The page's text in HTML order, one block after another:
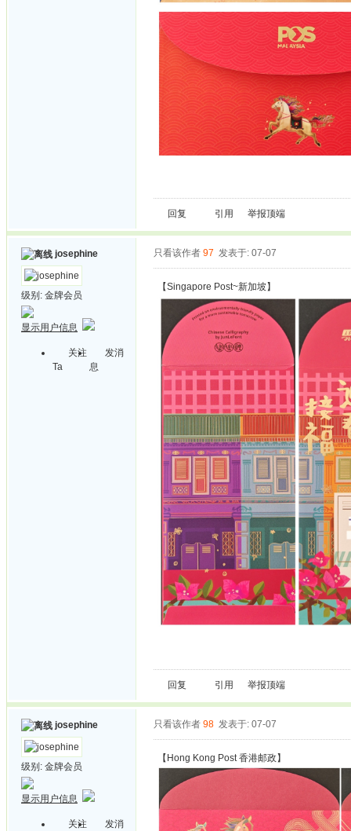
回复 引用 举报顶端
josephine
级别: 金牌会员
显示用户信息
关注
Ta
发消
息
只看该作者 97 发表于: 07-07
【Singapore Post~新加坡】
回复 引用 举报顶端
josephine
级别: 金牌会员
显示用户信息
关注
发消
只看该作者 98 发表于: 07-07
【Hong Kong Post 香港邮政】